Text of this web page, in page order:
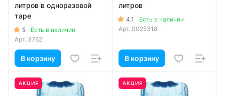
литров в одноразовой
таре
5
Есть в наличии
Арт. 3762
В корзину
литров
4.1
Есть в наличии
Арт. 0025318
В корзину
АКЦИЯ АКЦИЯ